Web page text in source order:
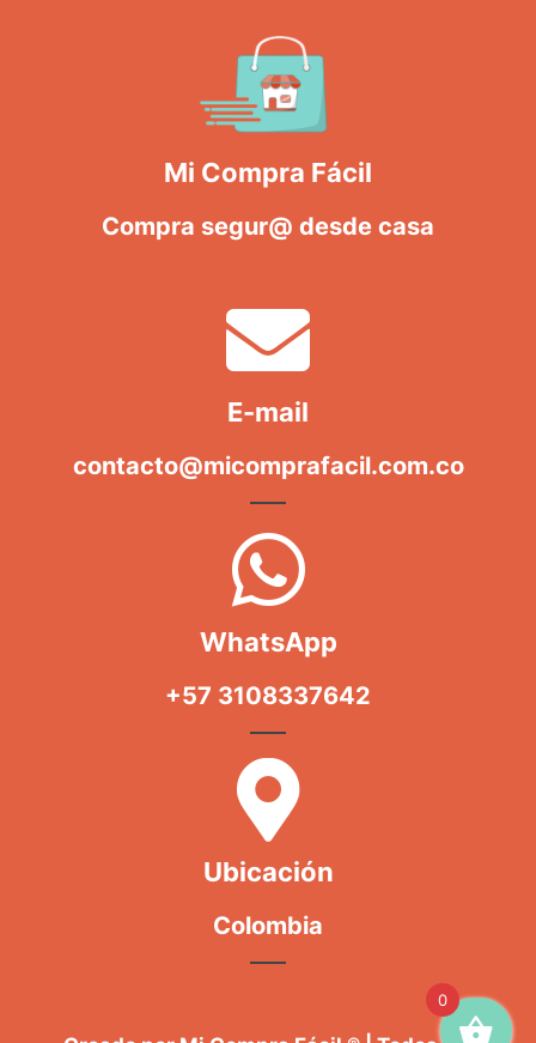
Mi Compra Fácil
Compra segur@ desde casa
E-mail
contacto@micomprafacil.com.co
WhatsApp
+57 3108337642
Ubicación
Colombia
0